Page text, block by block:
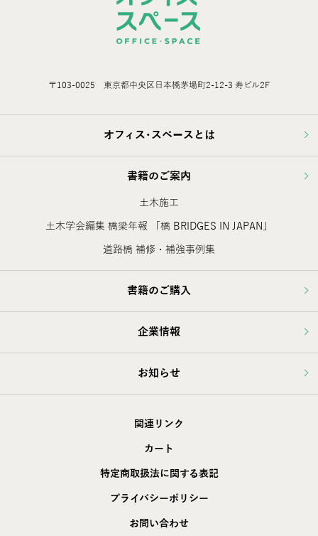
〒103-0025 東京都中央区日本橋茅場町2-12-3 寿ビル2F
オフィス･スペースとは
書籍のご案内
土木施工
土木学会編集 橋梁年報 「橋 BRIDGES IN JAPAN」
道路橋 補修・補強事例集
書籍のご購入
企業情報
お知らせ
関連リンク
カート
特定商取扱法に関する表記
プライバシーポリシー
お問い合わせ